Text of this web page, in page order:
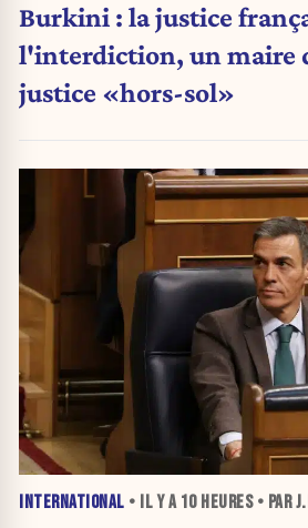
Burkini : la justice
l'interdiction, un maire
justice «hors-sol»
INTERNATIONAL • IL Y A 10 HEURES• PAR